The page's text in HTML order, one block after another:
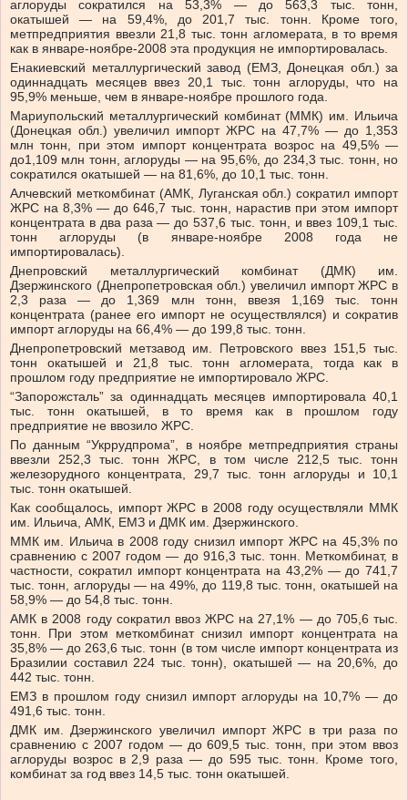
аглоруды сократился на 53,3% — до 563,3 тыс. тонн,
окатышей — на 59,4%, до 201,7 тыс. тонн. Кроме того,
метпредприятия ввезли 21,8 тыс. тонн агломерата, в то время
как в январе-ноябре-2008 эта продукция не импортировалась.
Енакиевский металлургический завод (ЕМЗ, Донецкая обл.) за
одиннадцать месяцев ввез 20,1 тыс. тонн аглоруды, что на
95,9% меньше, чем в январе-ноябре прошлого года.
Мариупольский металлургический комбинат (ММК) им. Ильича
(Донецкая обл.) увеличил импорт ЖРС на 47,7% — до 1,353
млн тонн, при этом импорт концентрата возрос на 49,5% —
до1,109 млн тонн, аглоруды — на 95,6%, до 234,3 тыс. тонн, но
сократился окатышей — на 81,6%, до 10,1 тыс. тонн.
Алчевский меткомбинат (АМК, Луганская обл.) сократил импорт
ЖРС на 8,3% — до 646,7 тыс. тонн, нарастив при этом импорт
концентрата в два раза — до 537,6 тыс. тонн, и ввез 109,1 тыс.
тонн аглоруды (в январе-ноябре 2008 года не
импортировалась).
Днепровский металлургический комбинат (ДМК) им.
Дзержинского (Днепропетровская обл.) увеличил импорт ЖРС в
2,3 раза — до 1,369 млн тонн, ввезя 1,169 тыс. тонн
концентрата (ранее его импорт не осуществлялся) и сократив
импорт аглоруды на 66,4% — до 199,8 тыс. тонн.
Днепропетровский метзавод им. Петровского ввез 151,5 тыс.
тонн окатышей и 21,8 тыс. тонн агломерата, тогда как в
прошлом году предприятие не импортировало ЖРС.
“Запорожсталь” за одиннадцать месяцев импортировала 40,1
тыс. тонн окатышей, в то время как в прошлом году
предприятие не ввозило ЖРС.
По данным “Укррудпрома”, в ноябре метпредприятия страны
ввезли 252,3 тыс. тонн ЖРС, в том числе 212,5 тыс. тонн
железорудного концентрата, 29,7 тыс. тонн аглоруды и 10,1
тыс. тонн окатышей.
Как сообщалось, импорт ЖРС в 2008 году осуществляли ММК
им. Ильича, АМК, ЕМЗ и ДМК им. Дзержинского.
ММК им. Ильича в 2008 году снизил импорт ЖРС на 45,3% по
сравнению с 2007 годом — до 916,3 тыс. тонн. Меткомбинат, в
частности, сократил импорт концентрата на 43,2% — до 741,7
тыс. тонн, аглоруды — на 49%, до 119,8 тыс. тонн, окатышей на
58,9% — до 54,8 тыс. тонн.
АМК в 2008 году сократил ввоз ЖРС на 27,1% — до 705,6 тыс.
тонн. При этом меткомбинат снизил импорт концентрата на
35,8% — до 263,6 тыс. тонн (в том числе импорт концентрата из
Бразилии составил 224 тыс. тонн), окатышей — на 20,6%, до
442 тыс. тонн.
ЕМЗ в прошлом году снизил импорт аглоруды на 10,7% — до
491,6 тыс. тонн.
ДМК им. Дзержинского увеличил импорт ЖРС в три раза по
сравнению с 2007 годом — до 609,5 тыс. тонн, при этом ввоз
аглоруды возрос в 2,9 раза — до 595 тыс. тонн. Кроме того,
комбинат за год ввез 14,5 тыс. тонн окатышей.